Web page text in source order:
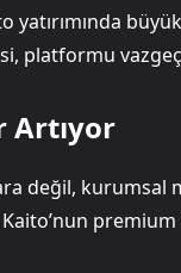
platformu
Artıyor
değil,